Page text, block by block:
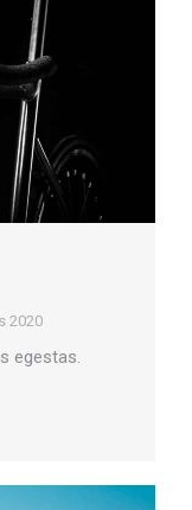
2020
egestas.